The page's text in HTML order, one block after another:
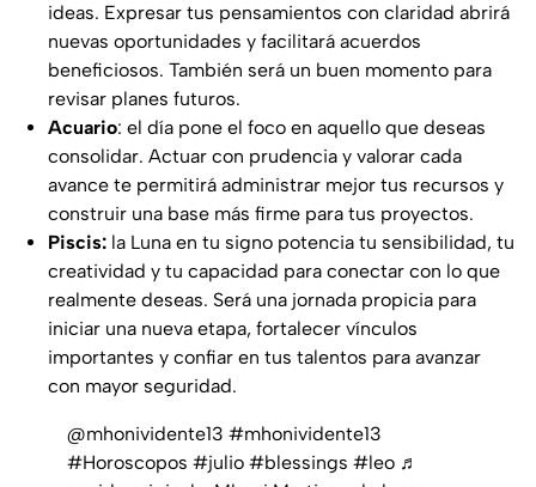
ideas. Expresar tus pensamientos con claridad abrirá
nuevas oportunidades y facilitará acuerdos
beneficiosos. También será un buen momento para
revisar planes futuros.
Acuario: el día pone el foco en aquello que deseas
consolidar. Actuar con prudencia y valorar cada
avance te permitirá administrar mejor tus recursos y
construir una base más firme para tus proyectos.
Piscis: la Luna en tu signo potencia tu sensibilidad, tu
creatividad y tu capacidad para conectar con lo que
realmente deseas. Será una jornada propicia para
iniciar una nueva etapa, fortalecer vínculos
importantes y confiar en tus talentos para avanzar
con mayor seguridad.
@mhonividente13 #mhonividente13
#Horoscopos #julio #blessings #leo ♬